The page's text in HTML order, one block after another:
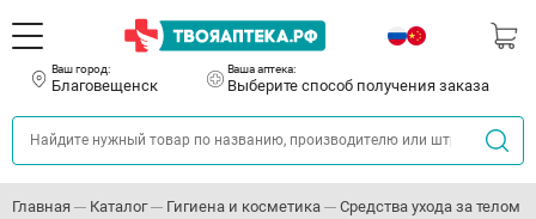
Ваш город:
Благовещенск
Ваша аптека:
Выберите способ получения заказа
Главная Каталог Гигиена и косметика Средства ухода за телом